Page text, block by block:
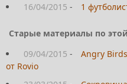
16/04/2015 - 1
Старые материалы по
09/04/2015 -
Angry
от Rovio